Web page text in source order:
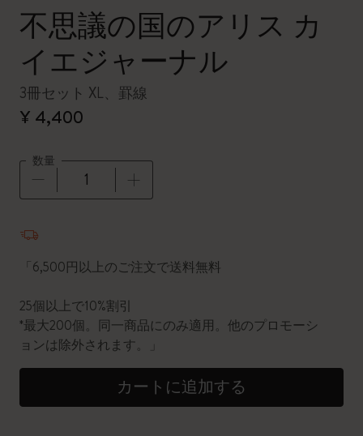
不思議の国のアリス カ
イエジャーナル
3冊セット XL、罫線
¥ 4,400
数量
「6,500円以上のご注文で送料無料
25個以上で10%割引
*最大200個。同一商品にのみ適用。他のプロモーシ
ョンは除外されます。」
カートに追加する